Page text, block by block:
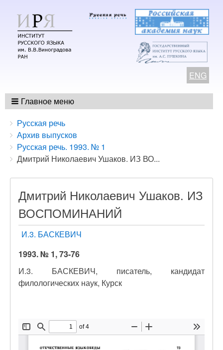
ENG
Главное меню
Breadcrumbs
You
are
here:
Русская речь
Архив выпусков
Русская речь. 1993. № 1
Дмитрий Николаевич Ушаков. ИЗ ВО...
Дмитрий Николаевич Ушаков. ИЗ
ВОСПОМИНАНИЙ
И.3. БАСКЕВИЧ
1993. № 1, 73-76
И.3. БАСКЕВИЧ, писатель, кандидат
филологических наук, Курск